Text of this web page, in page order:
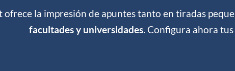
la impresión de apuntes tanto en tiradas
facultades y universidades. Configura ahora